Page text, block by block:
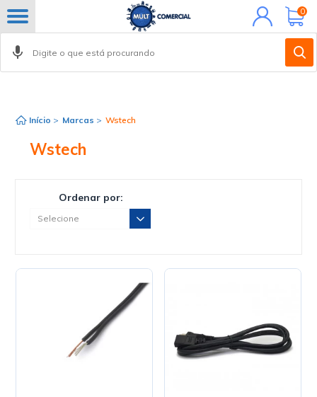
Minha
conta
0
Início > Marcas > Wstech
Wstech
Ordenar por: